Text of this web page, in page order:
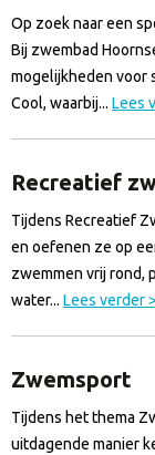
Op zoek naar een
Bij zwembad
mogelijkheden voor
Cool, waarbij... Lees
Recreatief
Tijdens Recreatief
en oefenen ze op
zwemmen vrij rond,
water... Lees verder >
Zwemsport
Tijdens het thema
uitdagende manier